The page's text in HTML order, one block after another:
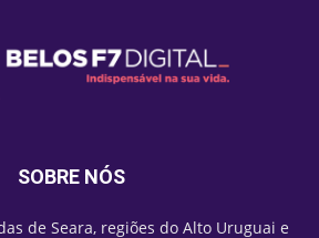
SOBRE NÓS
de Seara, regiões do Alto Uruguai e